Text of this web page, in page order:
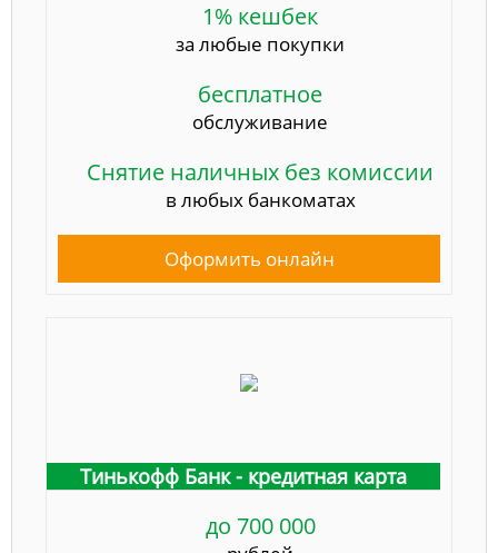
1% кешбек
за любые покупки
бесплатное
обслуживание
Снятие наличных без комиссии
в любых банкоматах
Оформить онлайн
Тинькофф Банк - кредитная карта
до 700 000